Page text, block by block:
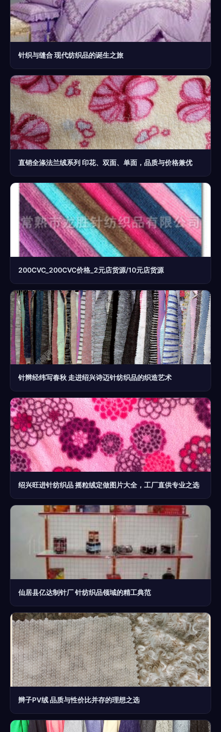
针织与缝合 现代纺织品的诞生之旅
直销全涤法兰绒系列 印花、双面、单面，品质与价格兼优
200CVC_200CVC价格_2元店货源/10元店货源
针辫经纬写春秋 走进绍兴诗迈针纺织品的织造艺术
绍兴旺进针纺织品 摇粒绒定做图片大全，工厂直供专业之选
仙居县亿达制针厂 针纺织品领域的精工典范
辫子PV绒 品质与性价比并存的理想之选